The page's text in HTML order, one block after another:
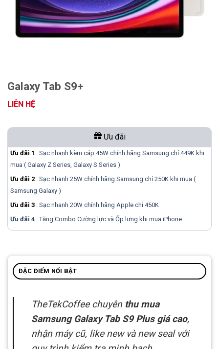
Galaxy Tab S9+
LIÊN HỆ
Ưu đãi
Ưu đãi 1 : Sạc nhanh kèm cáp 45W chính hãng Samsung chỉ 449K khi
mua ( Galaxy Z Series, Galaxy S Series )
Ưu đãi 2 : Sạc nhanh 25W chính hãng Samsung chỉ 250K khi mua (
Samsung Galaxy )
Ưu đãi 3 : Sạc nhanh 20W chính hãng Apple chỉ 450K
Ưu đãi 4 : Tặng Combo Cường lực và Ốp lưng khi mua iPhone
ĐẶC ĐIỂM NỔI BẬT
TheTekCoffee chuyên thu mua
Samsung Galaxy Tab S9 Plus giá cao,
nhận máy cũ, like new và new seal với